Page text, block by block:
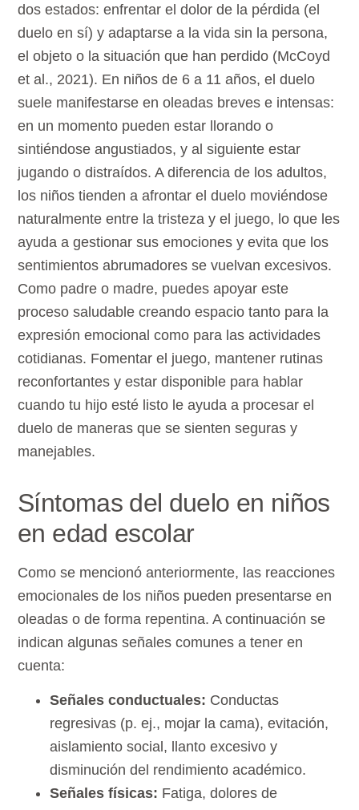
dos estados: enfrentar el dolor de la pérdida (el
duelo en sí) y adaptarse a la vida sin la persona,
el objeto o la situación que han perdido (McCoyd
et al., 2021). En niños de 6 a 11 años, el duelo
suele manifestarse en oleadas breves e intensas:
en un momento pueden estar llorando o
sintiéndose angustiados, y al siguiente estar
jugando o distraídos. A diferencia de los adultos,
los niños tienden a afrontar el duelo moviéndose
naturalmente entre la tristeza y el juego, lo que les
ayuda a gestionar sus emociones y evita que los
sentimientos abrumadores se vuelvan excesivos.
Como padre o madre, puedes apoyar este
proceso saludable creando espacio tanto para la
expresión emocional como para las actividades
cotidianas. Fomentar el juego, mantener rutinas
reconfortantes y estar disponible para hablar
cuando tu hijo esté listo le ayuda a procesar el
duelo de maneras que se sienten seguras y
manejables.
Síntomas del duelo en niños
en edad escolar
Como se mencionó anteriormente, las reacciones
emocionales de los niños pueden presentarse en
oleadas o de forma repentina. A continuación se
indican algunas señales comunes a tener en
cuenta:
Señales conductuales: Conductas
regresivas (p. ej., mojar la cama), evitación,
aislamiento social, llanto excesivo y
disminución del rendimiento académico.
Señales físicas: Fatiga, dolores de